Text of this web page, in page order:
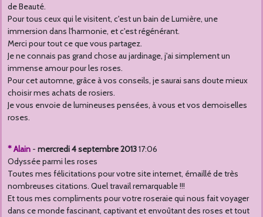
de Beauté.
Pour tous ceux qui le visitent, c'est un bain de Lumière, une
immersion dans l'harmonie, et c'est régénérant.
Merci pour tout ce que vous partagez.
Je ne connais pas grand chose au jardinage, j'ai simplement un
immense amour pour les roses.
Pour cet automne, grâce à vos conseils, je saurai sans doute mieux
choisir mes achats de rosiers.
Je vous envoie de lumineuses pensées, à vous et vos demoiselles
roses.
* Alain - mercredi 4 septembre 201317:06
Odyssée parmi les roses
Toutes mes félicitations pour votre site internet, émaillé de très
nombreuses citations. Quel travail remarquable !!!
Et tous mes compliments pour votre roseraie qui nous fait voyager
dans ce monde fascinant, captivant et envoûtant des roses et tout